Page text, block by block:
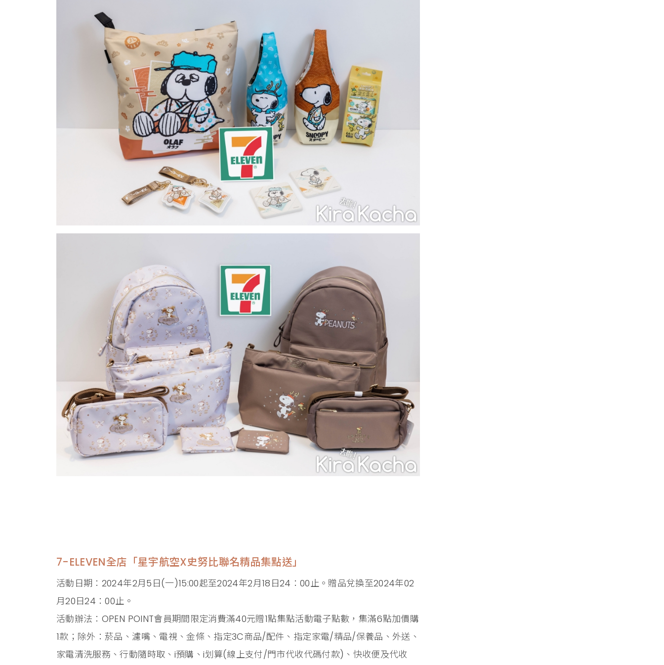
7-ELEVEN全店「星宇航空X史努比聯名精品集點送」
活動日期：2024年2月5日(一)15:00起至2024年2月18日24：00止。贈品兌換至2024年02
月20日24：00止。
活動辦法：OPEN POINT會員期間限定消費滿40元贈1點集點活動電子點數，集滿6點加價購
1款；除外：菸品、濾嘴、電視、金條、指定3C商品/配件、指定家電/精品/保養品、外送、
家電清洗服務、行動隨時取、i預購、i划算(線上支付/門市代收代碼付款)、快收便及代收